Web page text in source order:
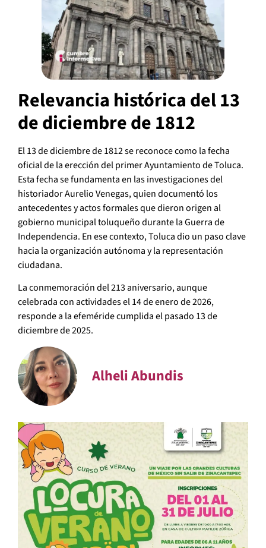
Relevancia histórica del 13
de diciembre de 1812
El 13 de diciembre de 1812 se reconoce como la fecha
oficial de la erección del primer Ayuntamiento de Toluca.
Esta fecha se fundamenta en las investigaciones del
historiador Aurelio Venegas, quien documentó los
antecedentes y actos formales que dieron origen al
gobierno municipal toluqueño durante la Guerra de
Independencia. En ese contexto, Toluca dio un paso clave
hacia la organización autónoma y la representación
ciudadana.
La conmemoración del 213 aniversario, aunque
celebrada con actividades el 14 de enero de 2026,
responde a la efeméride cumplida el pasado 13 de
diciembre de 2025.
Alheli Abundis